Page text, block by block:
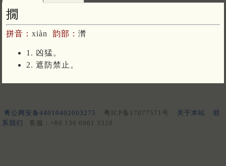
撊
拼音： xiàn 韵部： 潸
1. 凶猛。
2. 遮防禁止。
粤公网安备44010402003275 粤ICP备17077571号 关于本站
联
系我们
客服：+86 136 0901 3320